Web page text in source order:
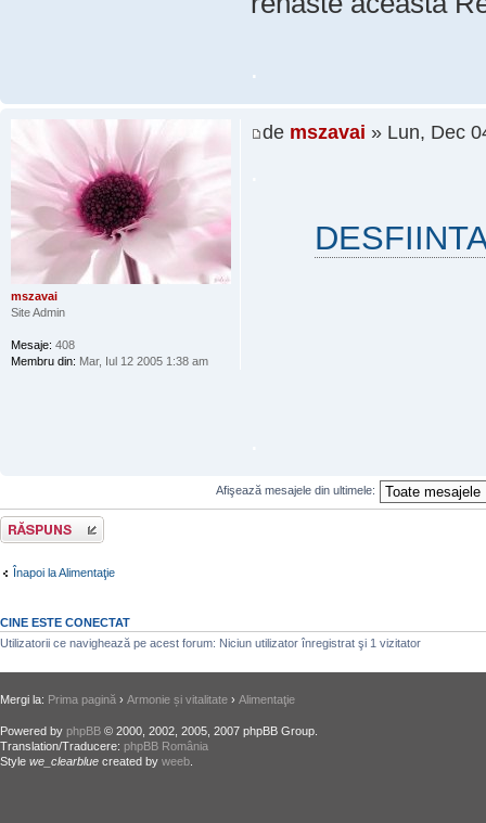
.
de mszavai » Lun, Dec
mszavai
Site Admin
Mesaje: 408
Membru din: Mar, Iul 12 2005 1:38 am
Afişează mesajele din ultimele:
Răspunde
Înapoi la Alimentaţie
CINE ESTE CONECTAT
Utilizatorii ce navighează pe acest forum: Niciun utilizator înregistrat şi 1 vizitator
Mergi la: Prima pagină › Armonie și vitalitate › Alimentaţie
Powered by phpBB © 2000, 2002, 2005, 2007 phpBB Group.
Translation/Traducere: phpBB România
Style we_clearblue created by weeb